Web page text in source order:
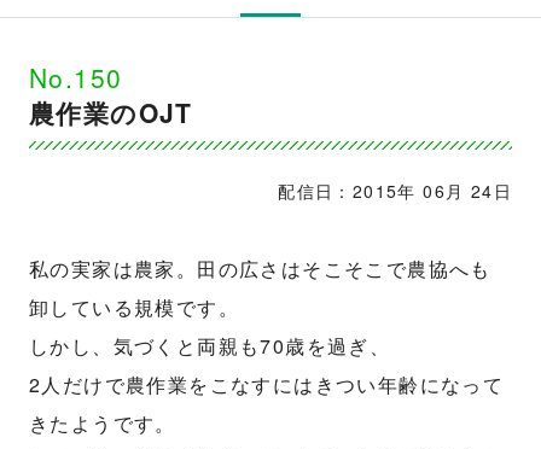
No.150
農作業のOJT
配信日：2015年 06月 24日
私の実家は農家。田の広さはそこそこで農協へも
卸している規模です。
しかし、気づくと両親も70歳を過ぎ、
2人だけで農作業をこなすにはきつい年齢になって
きたようです。